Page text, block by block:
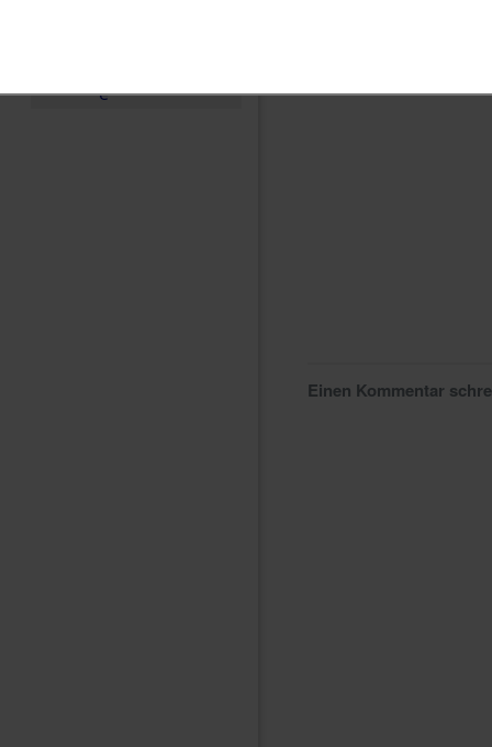
e
Einen Kommentar